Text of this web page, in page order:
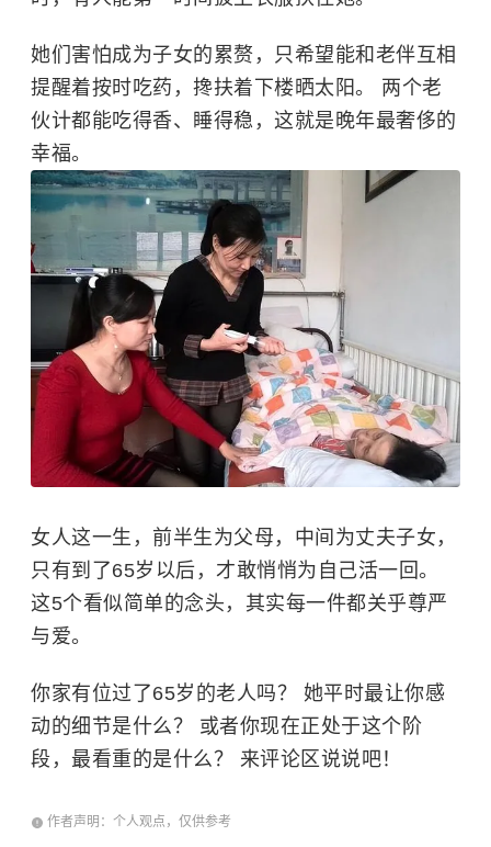
她们害怕成为子女的累赘，只希望能和老伴互相
提醒着按时吃药，搀扶着下楼晒太阳。 两个老
伙计都能吃得香、睡得稳，这就是晚年最奢侈的
幸福。
女人这一生，前半生为父母，中间为丈夫子女，
只有到了65岁以后，才敢悄悄为自己活一回。
这5个看似简单的念头，其实每一件都关乎尊严
与爱。
你家有位过了65岁的老人吗？ 她平时最让你感
动的细节是什么？ 或者你现在正处于这个阶
段，最看重的是什么？ 来评论区说说吧！
作者声明：个人观点，仅供参考